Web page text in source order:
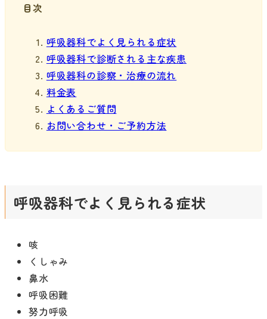
目次
呼吸器科でよく見られる症状
呼吸器科で診断される主な疾患
呼吸器科の診察・治療の流れ
料金表
よくあるご質問
お問い合わせ・ご予約方法
呼吸器科でよく見られる症状
咳
くしゃみ
鼻水
呼吸困難
努力呼吸